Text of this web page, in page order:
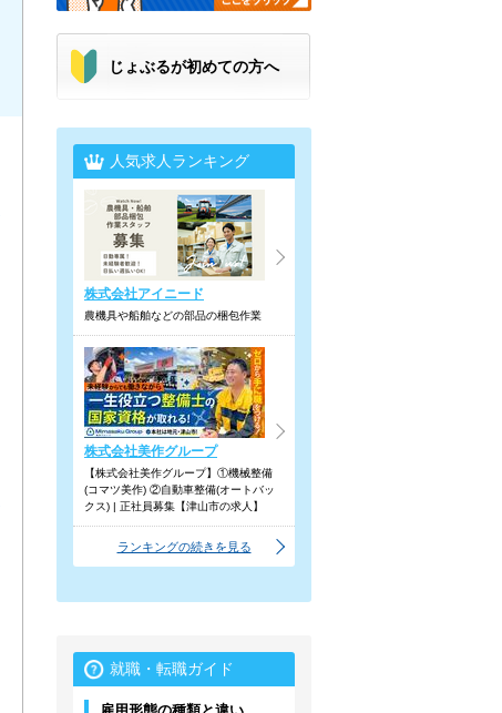
じょぶるが初めての方へ
人気求人ランキング
株式会社アイニード
農機具や船舶などの部品の梱包作業
株式会社美作グループ
【株式会社美作グループ】①機械整備
(コマツ美作) ②自動車整備(オートバッ
クス) | 正社員募集【津山市の求人】
ランキングの続きを見る
就職・転職ガイド